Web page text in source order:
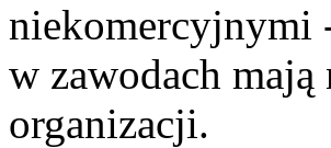
niekomercyjnymi
w zawodach
organizacji.